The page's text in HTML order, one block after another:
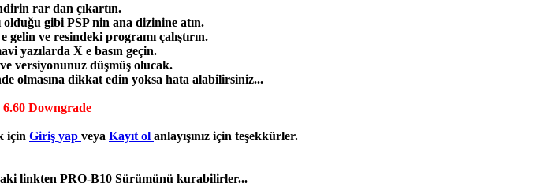
rar dan çıkartın.
gibi PSP nin ana dizinine atın.
ve resindeki programı çalıştırın.
yazılarda X e basın geçin.
versiyonunuz düşmüş olucak.
olmasına dikkat edin yoksa hata alabilirsiniz...
Downgrade
için Giriş yap veya Kayıt ol anlayışınız için teşekkürler.
linkten PRO-B10 Sürümünü kurabilirler...